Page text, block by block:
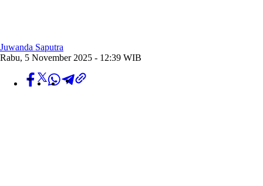
Juwanda Saputra
Rabu, 5 November 2025 - 12:39 WIB